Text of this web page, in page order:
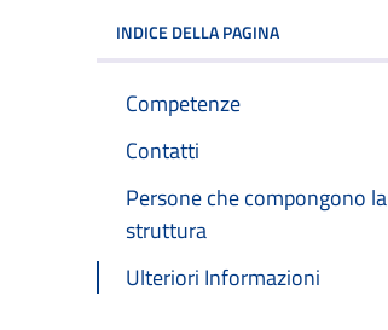
INDICE DELLA PAGINA
Competenze
Contatti
Persone che compongono la
struttura
Ulteriori Informazioni